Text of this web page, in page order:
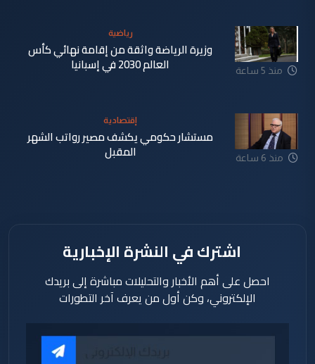
منذ 5 ساعة
رياضية
وزيرة الرياضة واثقة من إقامة نهائي كأس
العالم 2030 في إسبانيا
منذ 6 ساعة
إقتصادية
مستشار حكومي يكشف مصير رواتب الشهر
المقبل
اشترك في النشرة الإخبارية
احصل على أهم الأخبار والتحليلات مباشرة إلى بريدك
الإلكتروني، وكن أول من يعرف آخر التطورات